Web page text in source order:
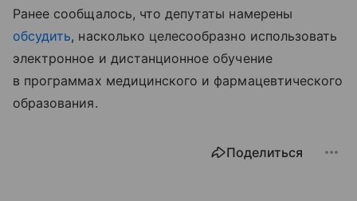
Ранее сообщалось, что депутаты намерены
обсудить, насколько целесообразно использовать
электронное и дистанционное обучение
в программах медицинского и фармацевтического
образования.
Поделиться